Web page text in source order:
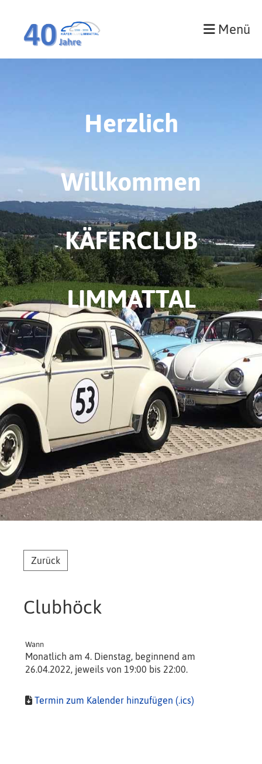
Menü
Herzlich
Willkommen
KÄFERCLUB
LIMMATTAL
Zurück
Clubhöck
Wann
Monatlich am 4. Dienstag, beginnend am
26.04.2022, jeweils von 19:00 bis 22:00.
Termin zum Kalender hinzufügen (.ics)